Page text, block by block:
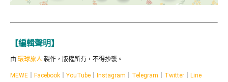
【編輯聲明】
由 環球旅人 製作，版權所有，不得抄襲。
MEWE Facebook YouTube Instagram Telegram Twitter Line